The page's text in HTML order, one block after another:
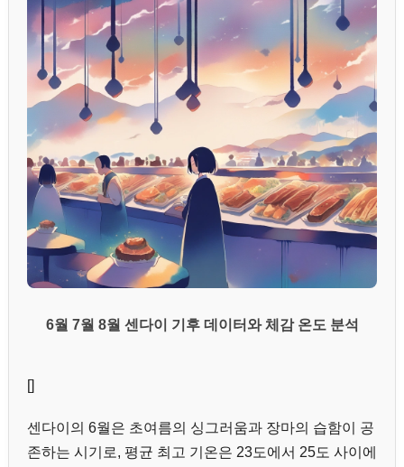
6월 7월 8월 센다이 기후 데이터와 체감 온도 분석
센다이의 6월은 초여름의 싱그러움과 장마의 습함이 공
존하는 시기로, 평균 최고 기온은 23도에서 25도 사이에